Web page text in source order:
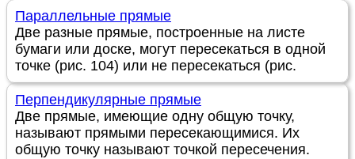
Параллельные прямые
Две разные прямые, построенные на листе
бумаги или доске, могут пересекаться в одной
точке (рис. 104) или не пересекаться (рис.
Перпендикулярные прямые
Две прямые, имеющие одну общую точку,
называют прямыми пересекающимися. Их
общую точку называют точкой пересечения.